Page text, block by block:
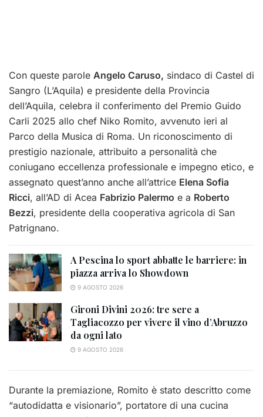
Con queste parole Angelo Caruso, sindaco di Castel di
Sangro (L’Aquila) e presidente della Provincia
dell’Aquila, celebra il conferimento del Premio Guido
Carli 2025 allo chef Niko Romito, avvenuto ieri al
Parco della Musica di Roma. Un riconoscimento di
prestigio nazionale, attribuito a personalità che
coniugano eccellenza professionale e impegno etico, e
assegnato quest’anno anche all’attrice Elena Sofia
Ricci, all’AD di Acea Fabrizio Palermo e a Roberto
Bezzi, presidente della cooperativa agricola di San
Patrignano.
A Pescina lo sport abbatte le barriere: in
piazza arriva lo Showdown
9 AGOSTO 2026
Gironi Divini 2026: tre sere a
Tagliacozzo per vivere il vino d’Abruzzo
da ogni lato
9 AGOSTO 2026
Durante la premiazione, Romito è stato descritto come
“autodidatta e visionario”, portatore di una cucina